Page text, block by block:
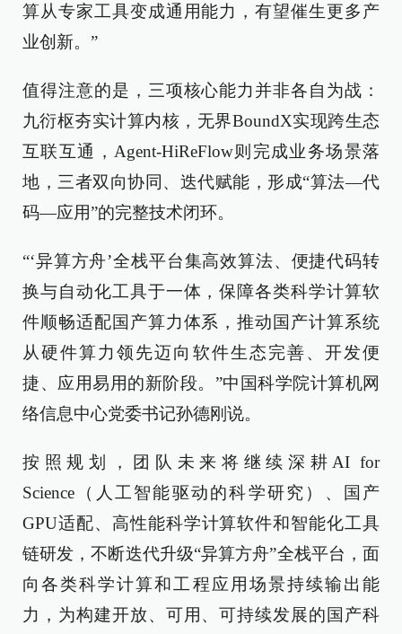
算从专家工具变成通用能力，有望催生更多产
业创新。”
值得注意的是，三项核心能力并非各自为战：
九衍枢夯实计算内核，无界BoundX实现跨生态
互联互通，Agent-HiReFlow则完成业务场景落
地，三者双向协同、迭代赋能，形成“算法—代
码—应用”的完整技术闭环。
“‘异算方舟’全栈平台集高效算法、便捷代码转
换与自动化工具于一体，保障各类科学计算软
件顺畅适配国产算力体系，推动国产计算系统
从硬件算力领先迈向软件生态完善、开发便
捷、应用易用的新阶段。”中国科学院计算机网
络信息中心党委书记孙德刚说。
按照规划，团队未来将继续深耕AI for
Science（人工智能驱动的科学研究）、国产
GPU适配、高性能科学计算软件和智能化工具
链研发，不断迭代升级“异算方舟”全栈平台，面
向各类科学计算和工程应用场景持续输出能
力，为构建开放、可用、可持续发展的国产科